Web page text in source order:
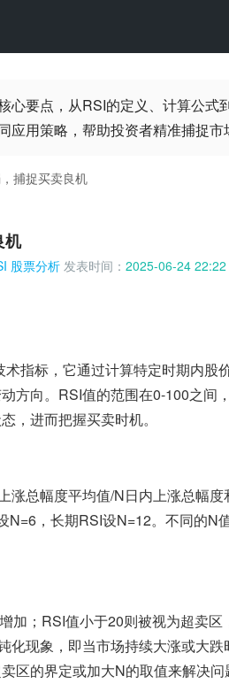
心要点，从RSI的定义、计算公
用策略，帮助投资者精准捕捉市
捕捉买卖良机
机
股票分析 发表时间： 2025-06-24 22:22
指标，它通过计算特定时期内股
方向。RSI值的范围在0-100之间
，进而把握买卖时机。
总幅度平均值/N日内上涨总幅
，长期RSI设N=12。不同的N
加；RSI值小于20则被视为超卖区
现象，即当市场持续大涨或大
区的界定或加大N的取值来解决问